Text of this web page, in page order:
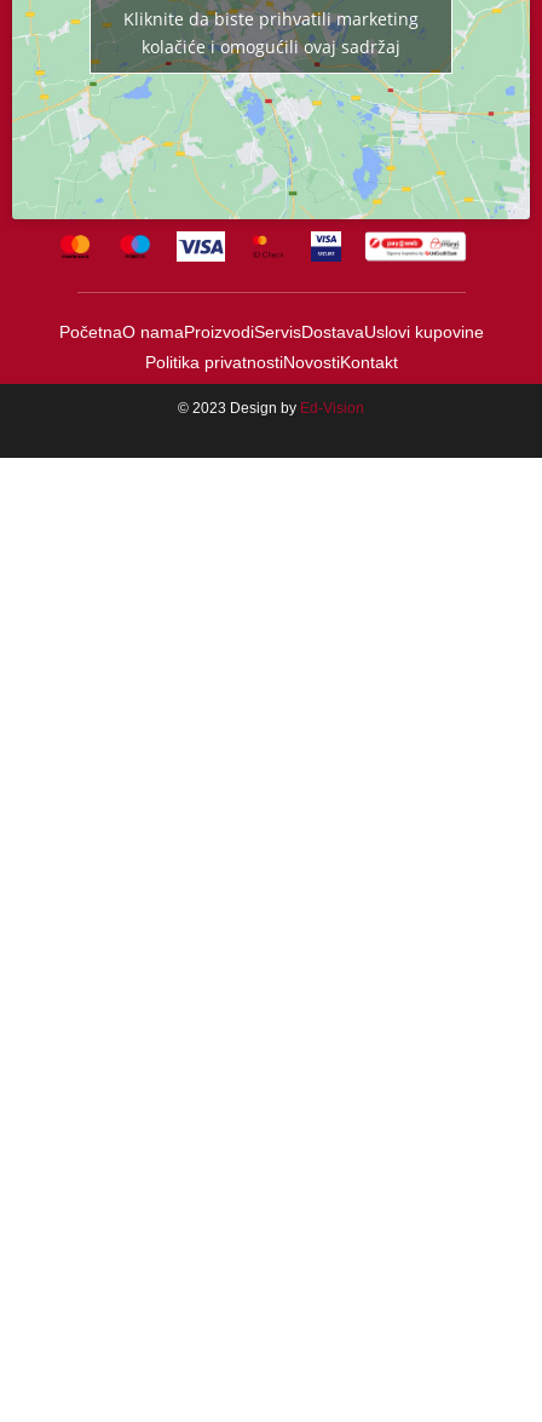
Kliknite da biste prihvatili marketing
kolačiće i omogućili ovaj sadržaj
PočetnaO namaProizvodiServisDostavaUslovi kupovine
Politika privatnostiNovostiKontakt
© 2023 Design by Ed-Vision